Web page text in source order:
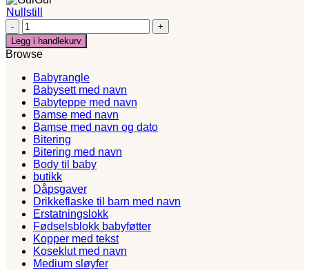
Nullstill
Motherhood
blå-
kopp
med
tekst
antall
Legg i handlekurv
Browse
Babyrangle
Babysett med navn
Babyteppe med navn
Bamse med navn
Bamse med navn og dato
Bitering
Bitering med navn
Body til baby
butikk
Dåpsgaver
Drikkeflaske til barn med navn
Erstatningslokk
Fødselsblokk babyføtter
Kopper med tekst
Koseklut med navn
Medium sløyfer